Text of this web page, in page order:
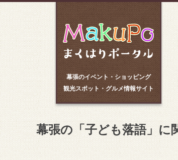
幕張のイベント・ショッピング
観光スポット・グルメ情報サイト
幕張の「子ども落語」に